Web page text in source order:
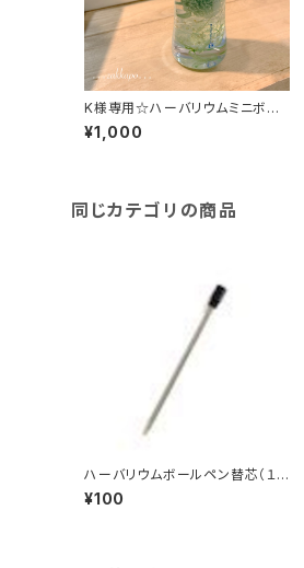
K様専用☆ハーバリウムミニボト
ル＊
¥1,000
同じカテゴリの商品
ハーバリウムボールペン替芯（１
本）
¥100